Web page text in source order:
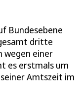
Bundesebene
dritte
wegen einer
es erstmals um
Amtszeit im